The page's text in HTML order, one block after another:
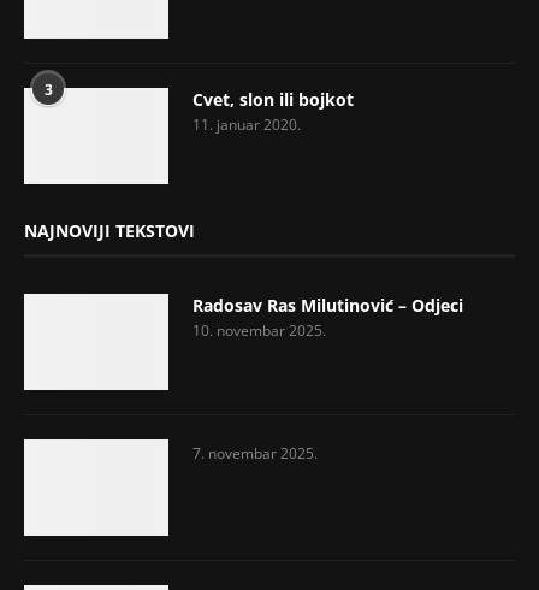
3 Cvet, slon ili bojkot
11. januar 2020.
NAJNOVIJI TEKSTOVI
Radosav Ras Milutinović – Odjeci
10. novembar 2025.
7. novembar 2025.